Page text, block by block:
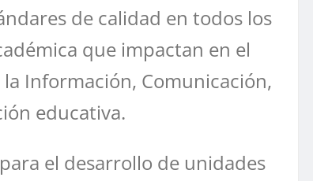
de calidad en todos los
que impactan en el
Información, Comunicación,
educativa.
el desarrollo de unidades